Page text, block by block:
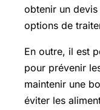
obtenir un
options de
En outre, il est
pour prévenir
maintenir une
éviter les